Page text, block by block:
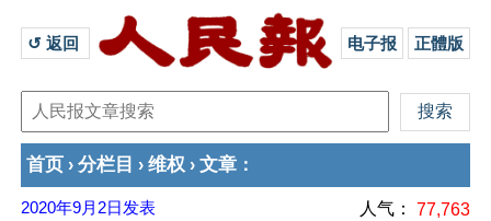
↺ 返回 电子报 正體版
首页 › 分栏目 › 维权 › 文章 ：
2020年9月2日 发表 人气： 77,763